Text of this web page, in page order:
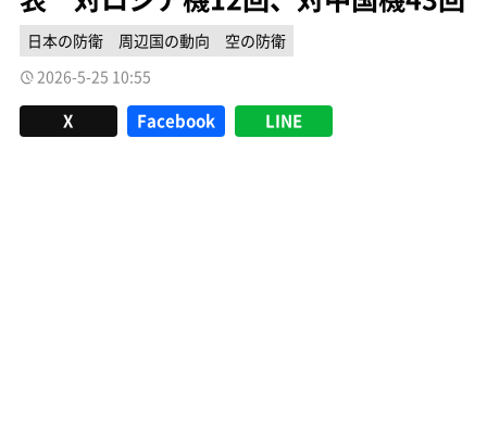
日本の防衛 周辺国の動向
空の防衛
2026-5-25 10:55
X Facebook LINE